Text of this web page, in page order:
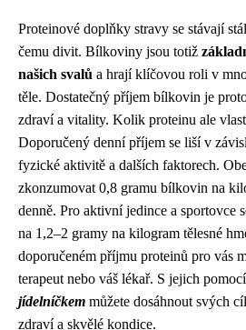
Proteinové doplňky stravy se stávají
čemu divit. Bílkoviny jsou totiž
našich svalů a hrají klíčovou roli v
těle. Dostatečný příjem bílkovin je
zdraví a vitality. Kolik proteinu ale
Doporučený denní příjem se liší v
fyzické aktivitě a dalších faktorech.
zkonzumovat 0,8 gramu bílkovin na
denně. Pro aktivní jedince a sportovce
na 1,2–2 gramy na kilogram tělesné
doporučeném příjmu proteinů pro vás
terapeut nebo váš lékař. S jejich
jídelníčkem můžete dosáhnout svých
zdraví a skvělé kondice.